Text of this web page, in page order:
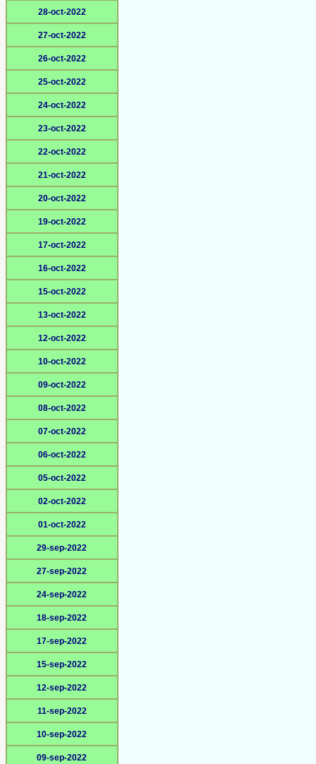
28-oct-2022
27-oct-2022
26-oct-2022
25-oct-2022
24-oct-2022
23-oct-2022
22-oct-2022
21-oct-2022
20-oct-2022
19-oct-2022
17-oct-2022
16-oct-2022
15-oct-2022
13-oct-2022
12-oct-2022
10-oct-2022
09-oct-2022
08-oct-2022
07-oct-2022
06-oct-2022
05-oct-2022
02-oct-2022
01-oct-2022
29-sep-2022
27-sep-2022
24-sep-2022
18-sep-2022
17-sep-2022
15-sep-2022
12-sep-2022
11-sep-2022
10-sep-2022
09-sep-2022